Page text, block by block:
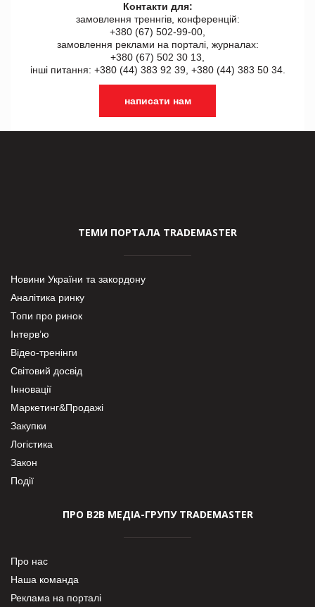
Контакти для:
замовлення треннгів, конференцій:
+380 (67) 502-99-00,
замовлення реклами на порталі, журналах:
+380 (67) 502 30 13,
інші питання: +380 (44) 383 92 39, +380 (44) 383 50 34.
написати нам
ТЕМИ ПОРТАЛА TRADEMASTER
Новини України та закордону
Аналітика ринку
Топи про ринок
Інтерв’ю
Відео-тренінги
Світовий досвід
Інновації
Маркетинг&Продажі
Закупки
Логістика
Закон
Події
ПРО В2В МЕДІА-ГРУПУ TRADEMASTER
Про нас
Наша команда
Реклама на порталі